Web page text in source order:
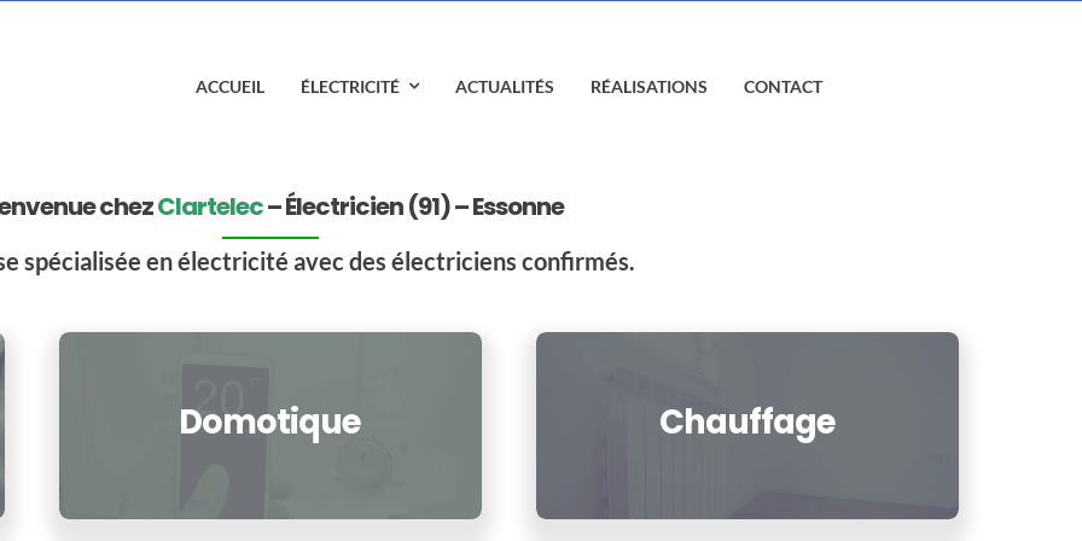
ACCUEIL ÉLECTRICITÉ ACTUALITÉS RÉALISATIONS CONTACT
chezClartelec– Électricien (91) – Essonne
spécialisée en électricité avec des électriciens confirmés.
Domotique Chauffage